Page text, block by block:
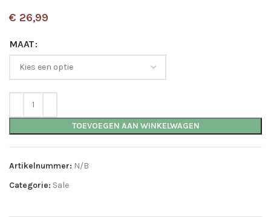
€ 26,99
MAAT
TOEVOEGEN AAN WINKELWAGEN
Artikelnummer: N/B
Categorie: Sale